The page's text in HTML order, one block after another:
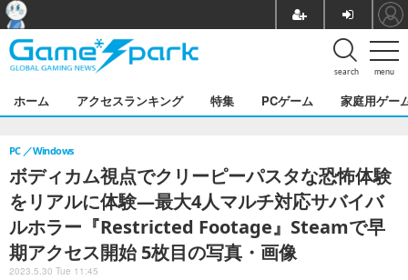
menu
search
ホーム アクセスランキング 特集 PCゲーム 家庭用ゲー
ボディカム視点でクリーピーパスタな恐怖体験
をリアルに体験―最大4人マルチ対応サバイバ
ルホラー『Restricted Footage』Steamで早
期アクセス開始 5枚目の写真・画像
PC Windows
2023.5.30 Tue 11:45